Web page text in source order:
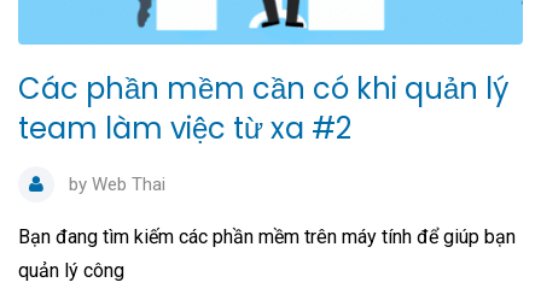
Các phần mềm cần có khi quản lý
team làm việc từ xa #2
by Web Thai
Bạn đang tìm kiếm các phần mềm trên máy tính để giúp bạn
quản lý công